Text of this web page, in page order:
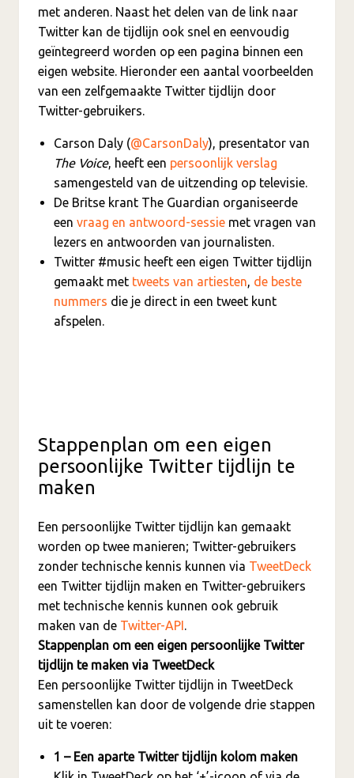
met anderen. Naast het delen van de link naar
Twitter kan de tijdlijn ook snel en eenvoudig
geïntegreerd worden op een pagina binnen een
eigen website. Hieronder een aantal voorbeelden
van een zelfgemaakte Twitter tijdlijn door
Twitter-gebruikers.
Carson Daly (@CarsonDaly), presentator van
The Voice, heeft een persoonlijk verslag
samengesteld van de uitzending op televisie.
De Britse krant The Guardian organiseerde
een vraag en antwoord-sessie met vragen van
lezers en antwoorden van journalisten.
Twitter #music heeft een eigen Twitter tijdlijn
gemaakt met tweets van artiesten, de beste
nummers die je direct in een tweet kunt
afspelen.
Stappenplan om een eigen
persoonlijke Twitter tijdlijn te
maken
Een persoonlijke Twitter tijdlijn kan gemaakt
worden op twee manieren; Twitter-gebruikers
zonder technische kennis kunnen via TweetDeck
een Twitter tijdlijn maken en Twitter-gebruikers
met technische kennis kunnen ook gebruik
maken van de Twitter-API.
Stappenplan om een eigen persoonlijke Twitter
tijdlijn te maken via TweetDeck
Een persoonlijke Twitter tijdlijn in TweetDeck
samenstellen kan door de volgende drie stappen
uit te voeren:
1 – Een aparte Twitter tijdlijn kolom maken